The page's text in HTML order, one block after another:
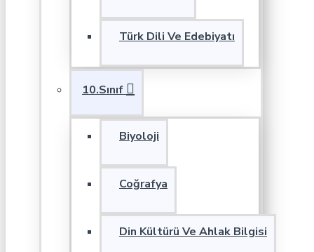
Türk Dili Ve Edebiyatı
10.Sınıf
Biyoloji
Coğrafya
Din Kültürü Ve Ahlak Bilgisi